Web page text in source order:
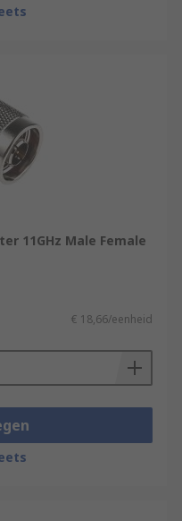
11GHz Male Female
€ 18,66/eenheid